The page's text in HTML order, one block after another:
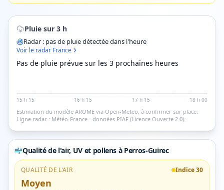
Pluie sur 3 h
Radar : pas de pluie détectée dans l'heure
Voir le radar France
Pas de pluie prévue sur les 3 prochaines heures
15 h 15 16 h 15 17 h 15 18 h 00
Estimation du modèle AROME via Open-Meteo, à confirmer sur place.
Ligne radar : Météo-France - données PIAF (Licence Ouverte 2.0).
Qualité de l'air, UV et pollens à Perros-Guirec
QUALITÉ DE L'AIR Indice30
Moyen